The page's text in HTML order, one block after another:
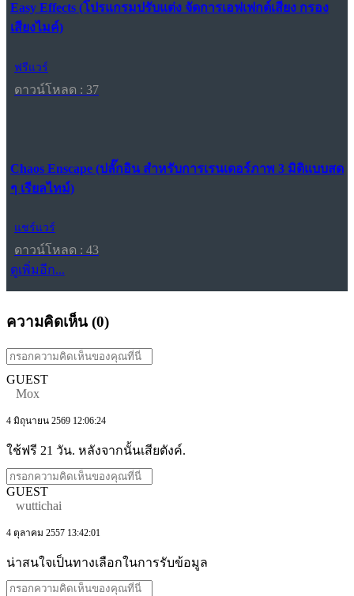
Easy Effects (โปรแกรมปรับแต่ง จัดการเอฟเฟกต์เสียง กรอง
เสียงไมค์)
ฟรีแวร์
ดาวน์โหลด : 37
Chaos Enscape (ปลั๊กอิน สำหรับการเรนเดอร์ภาพ 3 มิติแบบสด
ๆ เรียลไทม์)
แชร์แวร์
ดาวน์โหลด : 43
ดูเพิ่มอีก...
ความคิดเห็น (0)
GUEST
Mox
4 มิถุนายน 2569 12:06:24
ใช้ฟรี 21 วัน. หลังจากนั้นเสียตังค์.
GUEST
wuttichai
4 ตุลาคม 2557 13:42:01
น่าสนใจเป็นทางเลือกในการรับข้อมูล